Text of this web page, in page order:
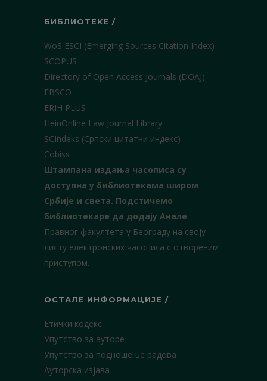
БИБЛИОТЕКЕ /
WoS ESCI (Emerging Sources Citation Index)
SCOPUS
Directory of Open Access Journals (DOAJ)
EBSCO
ERIH PLUS
HeinOnline Law Journal Library
SCIndeks (Српски цитатни индекс)
Cobiss
Штампана издања часописа су
доступна у библиотекама широм
Србије и света. Подстичемо
библиотекаре да додају Анале
Правног факултета у Београду на своју
листу електронских часописа с отвореним
приступом.
ОСТАЛЕ ИНФОРМАЦИЈЕ /
Етички кодекс
Упутство за ауторе
Упутство за подношење радова
Ауторска изјава